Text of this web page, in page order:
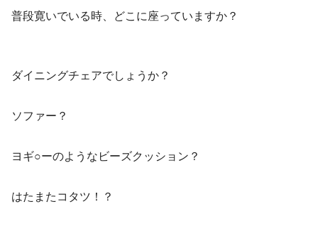
普段寛いでいる時、どこに座っていますか？
ダイニングチェアでしょうか？
ソファー？
ヨギ○ーのようなビーズクッション？
はたまたコタツ！？